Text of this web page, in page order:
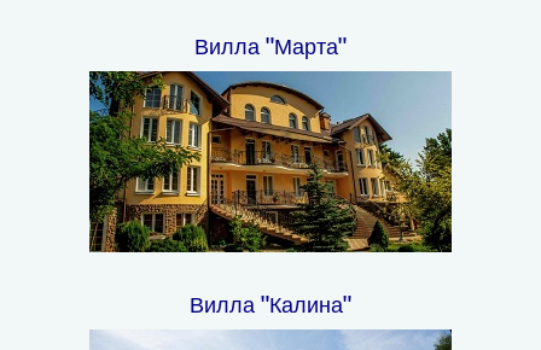
Вилла "Марта"
Вилла "Калина"